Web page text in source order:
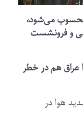
محسوب می‌شود،
و فرونشست
عراق هم در خطر
شدید هوا در